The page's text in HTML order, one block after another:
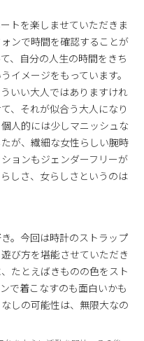
トを楽しませていただきま
ンで時間を確認することが
、自分の人生の時間をきち
イメージをもっています。
いい大人ではありますけれ
、それが似合う大人になり
人的には少しマニッシュな
が、繊細な女性らしい腕時
ョンもジェンダーフリーが
しさ、女らしさというのは
。今回は時計のストラップ
び方を堪能させていただき
たとえばきものの色をスト
で着こなすのも面白いかも
しの可能性は、無限大なの